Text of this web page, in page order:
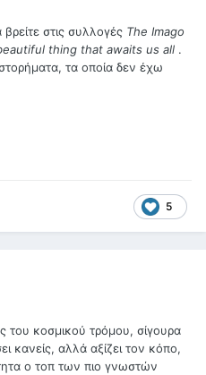
βρείτε στις συλλογές The Imago
thing that awaits us all .
τα οποία δεν έχω
5
κοσμικού τρόμου, σίγουρα
κανείς, αλλά αξίζει τον κόπο,
ο τοπ των πιο γνωστών